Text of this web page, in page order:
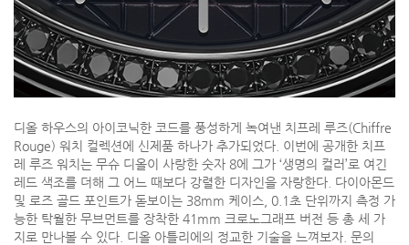
디올 하우스의 아이코닉한 코드를 풍성하게 녹여낸 치프레 루즈(Chiffre
Rouge) 워치 컬렉션에 신제품 하나가 추가되었다. 이번에 공개한 치프
레 루즈 워치는 무슈 디올이 사랑한 숫자 8에 그가 ‘생명의 컬러’로 여긴
레드 색조를 더해 그 어느 때보다 강렬한 디자인을 자랑한다. 다이아몬드
및 로즈 골드 포인트가 돋보이는 38mm 케이스, 0.1초 단위까지 측정 가
능한 탁월한 무브먼트를 장착한 41mm 크로노그래프 버전 등 총 세 가
지로 만나볼 수 있다. 디올 아틀리에의 정교한 기술을 느껴보자. 문의